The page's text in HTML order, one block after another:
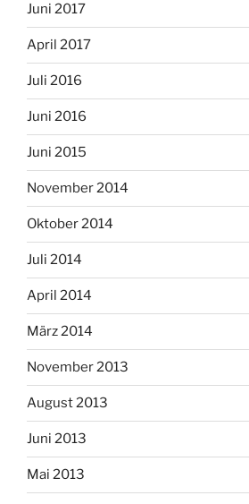
Juni 2017
April 2017
Juli 2016
Juni 2016
Juni 2015
November 2014
Oktober 2014
Juli 2014
April 2014
März 2014
November 2013
August 2013
Juni 2013
Mai 2013